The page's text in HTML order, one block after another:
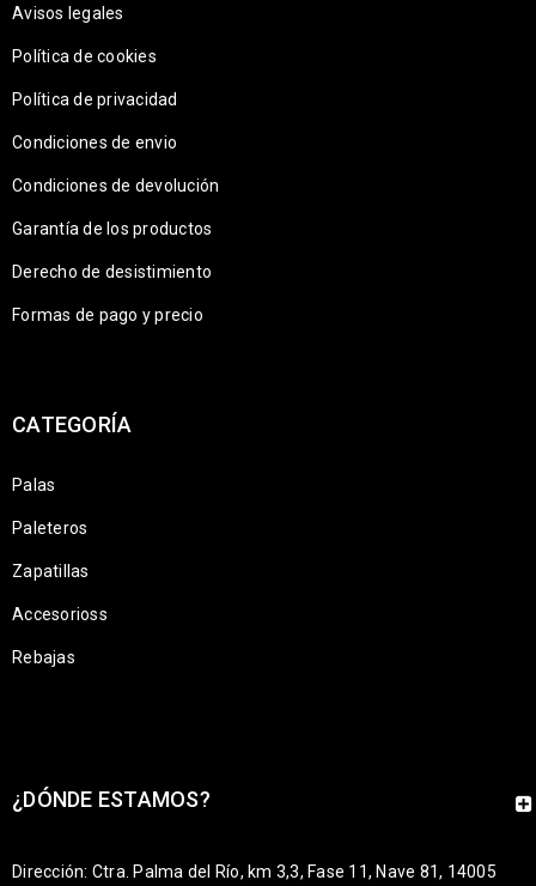
Avisos legales
Política de cookies
Política de privacidad
Condiciones de envio
Condiciones de devolución
Garantía de los productos
Derecho de desistimiento
Formas de pago y precio
CATEGORÍA
Palas
Paleteros
Zapatillas
Accesorioss
Rebajas
¿DÓNDE ESTAMOS?
Dirección: Ctra. Palma del Río, km 3,3, Fase 11, Nave 81, 14005